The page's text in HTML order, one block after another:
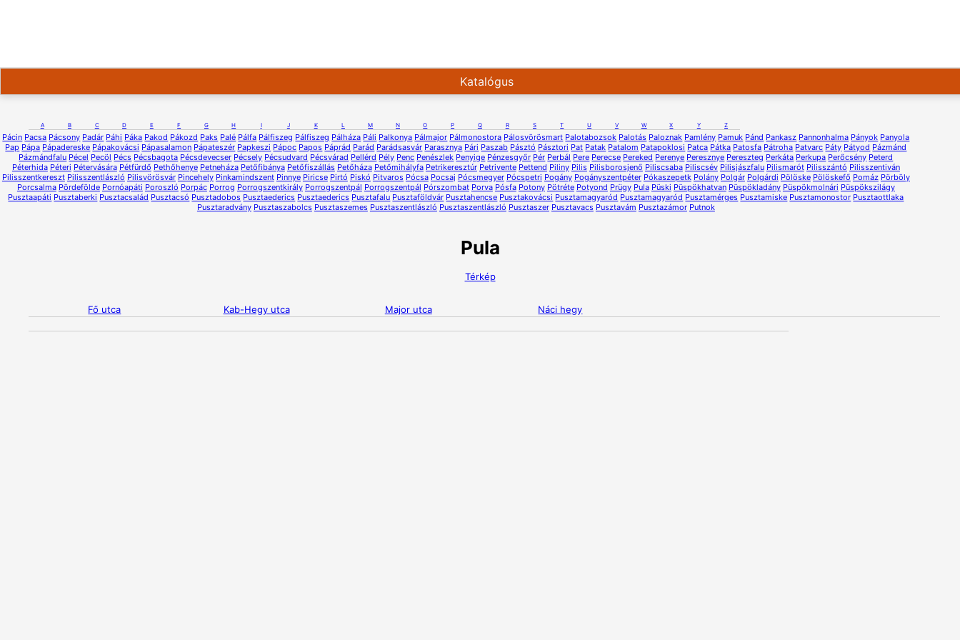
Katalógus
A B C D E F G H I J K L M N O P Q R S T U V W X Y Z
Pácin Pacsa Pácsony Padár Páhi Páka Pakod Pákozd Paks Palé Pálfa Pálfiszeg Pálfiszeg Pálháza Páli Palkonya Pálmajor Pálmonostora Pálosvörösmart Palotabozsok Palotás Paloznak Pamlény Pamuk Pánd Pankasz Pannonhalma Pányok Panyola
Pap Pápa Pápadereske Pápakovácsi Pápasalamon Pápateszér Papkeszi Pápoc Papos Páprád Parád Parádsasvár Parasznya Pári Paszab Pásztó Pásztori Pat Patak Patalom Patapoklosi Patca Pátka Patosfa Pátroha Patvarc Páty Pátyod Pázmánd
Pázmándfalu Pécel Pecöl Pécs Pécsbagota Pécsdevecser Pécsely Pécsudvard Pécsvárad Pellérd Pély Penc Penészlek Penyige Pénzesgyőr Pér Perbál Pere Perecse Pereked Perenye Peresznye Pereszteg Perkáta Perkupa Perőcsény Peterd
Péterhida Péteri Pétervására Pétfürdő Pethőhenye Petneháza Petőfibánya Petőfiszállás Petőháza Petőmihályfa Petrikeresztúr Petrivente Pettend Piliny Pilis Pilisborosjenő Piliscsaba Piliscsév Pilisjászfalu Pilismarót Pilisszántó Pilisszentiván
Pilisszentkereszt Pilisszentlászló Pilisvörösvár Pincehely Pinkamindszent Pinnye Piricse Pirtó Piskó Pitvaros Pócsa Pocsaj Pócsmegyer Pócspetri Pogány Pogányszentpéter Pókaszepetk Polány Polgár Polgárdi Pölöske Pölöskefő Pomáz Pörböly
Porcsalma Pördefölde Pornóapáti Poroszló Porpác Porrog Porrogszentkirály Porrogszentpál Porrogszentpál Pórszombat Porva Pósfa Potony Pötréte Potyond Prügy Pula Püski Püspökhatvan Püspökladány Püspökmolnári Püspökszilágy
Pusztaapáti Pusztaberki Pusztacsalád Pusztacsó Pusztadobos Pusztaederics Pusztaederics Pusztafalu Pusztaföldvár Pusztahencse Pusztakovácsi Pusztamagyaród Pusztamagyaród Pusztamérges Pusztamiske Pusztamonostor Pusztaottlaka
Pusztaradvány Pusztaszabolcs Pusztaszemes Pusztaszentlászló Pusztaszentlászló Pusztaszer Pusztavacs Pusztavám Pusztazámor Putnok
Pula
Térkép
Fő utca Kab-Hegy utca Major utca Náci hegy